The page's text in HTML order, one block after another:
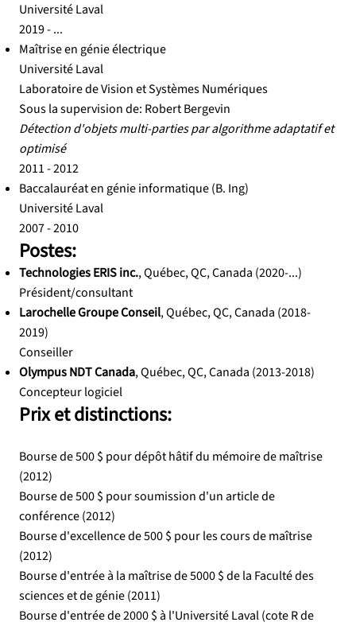
Université Laval
2019 - ...
Maîtrise en génie électrique
Université Laval
Laboratoire de Vision et Systèmes Numériques
Sous la supervision de: Robert Bergevin
Détection d'objets multi-parties par algorithme adaptatif et
optimisé
2011 - 2012
Baccalauréat en génie informatique (B. Ing)
Université Laval
2007 - 2010
Postes:
Technologies ERIS inc., Québec, QC, Canada (2020-...)
Président/consultant
Larochelle Groupe Conseil, Québec, QC, Canada (2018-
2019)
Conseiller
Olympus NDT Canada, Québec, QC, Canada (2013-2018)
Concepteur logiciel
Prix et distinctions:
Bourse de 500 $ pour dépôt hâtif du mémoire de maîtrise
(2012)
Bourse de 500 $ pour soumission d'un article de
conférence (2012)
Bourse d'excellence de 500 $ pour les cours de maîtrise
(2012)
Bourse d'entrée à la maîtrise de 5000 $ de la Faculté des
sciences et de génie (2011)
Bourse d'entrée de 2000 $ à l'Université Laval (cote R de